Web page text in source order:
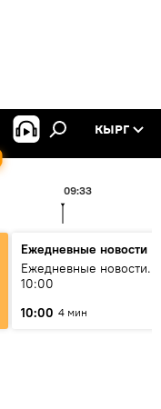
КЫРГ
09:33
Ежедневные новости
Ежедневные новости.
10:00
10:00 4 мин